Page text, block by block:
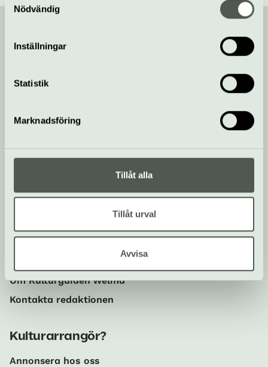
samt tillhandahålla funktioner för sociala medier. Vi
vidarebefordrar även sådana identifierare och annan
information från din enhet till de sociala medier och
annons- och analysföretag som vi samarbetar med.
information som du har tillhandahållit eller som de har
Nödvändig
Inställningar
Statistik
Marknadsföring
Tillåt alla
Tillåt urval
Avvisa
Prenumerera på vårt nyhetsbrev och få koll på
Om Kulturguiden Welma
Kontakta redaktionen
Kulturarrangör?
Annonsera hos oss